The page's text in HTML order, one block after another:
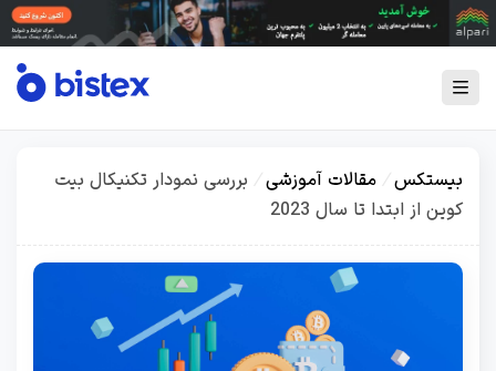
بیستکس مقالات آموزشی
بررسی نمودار تکنیکال بیت
کوین از ابتدا تا سال 2023